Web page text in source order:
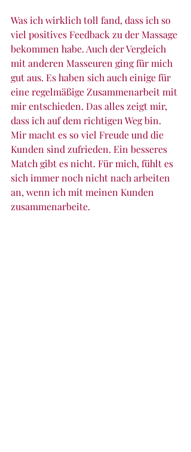
Was ich wirklich toll fand, dass ich so
viel positives Feedback zu der Massage
bekommen habe. Auch der Vergleich
mit anderen Masseuren ging für mich
gut aus. Es haben sich auch einige für
eine regelmäßige Zusammenarbeit mit
mir entschieden. Das alles zeigt mir,
dass ich auf dem richtigen Weg bin.
Mir macht es so viel Freude und die
Kunden sind zufrieden. Ein besseres
Match gibt es nicht. Für mich, fühlt es
sich immer noch nicht nach arbeiten
an, wenn ich mit meinen Kunden
zusammenarbeite.